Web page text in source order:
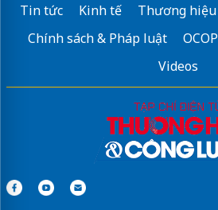
Tin tức Kinh tế Thương hiệu
Chính sách & Pháp luật
OCOP
Videos